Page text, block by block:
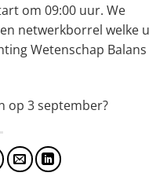
om 09:00 uur. We
netwerkborrel welke u
Wetenschap Balans
op 3 september?